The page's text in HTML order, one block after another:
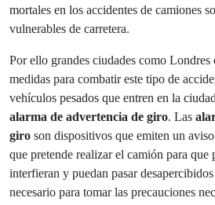
mortales en los accidentes de camiones
vulnerables de carretera.
Por ello grandes ciudades como
medidas para combatir este tipo de
vehículos pesados que entren en la
alarma de advertencia de giro. Las
giro son dispositivos que emiten un
que pretende realizar el camión para que
interfieran y puedan pasar
necesario para tomar las precauciones